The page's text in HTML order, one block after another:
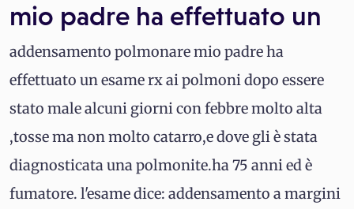
mio padre ha effettuato un
addensamento polmonare mio padre ha
effettuato un esame rx ai polmoni dopo essere
stato male alcuni giorni con febbre molto alta
,tosse ma non molto catarro,e dove gli è stata
diagnosticata una polmonite.ha 75 anni ed è
fumatore. l'esame dice: addensamento a margini